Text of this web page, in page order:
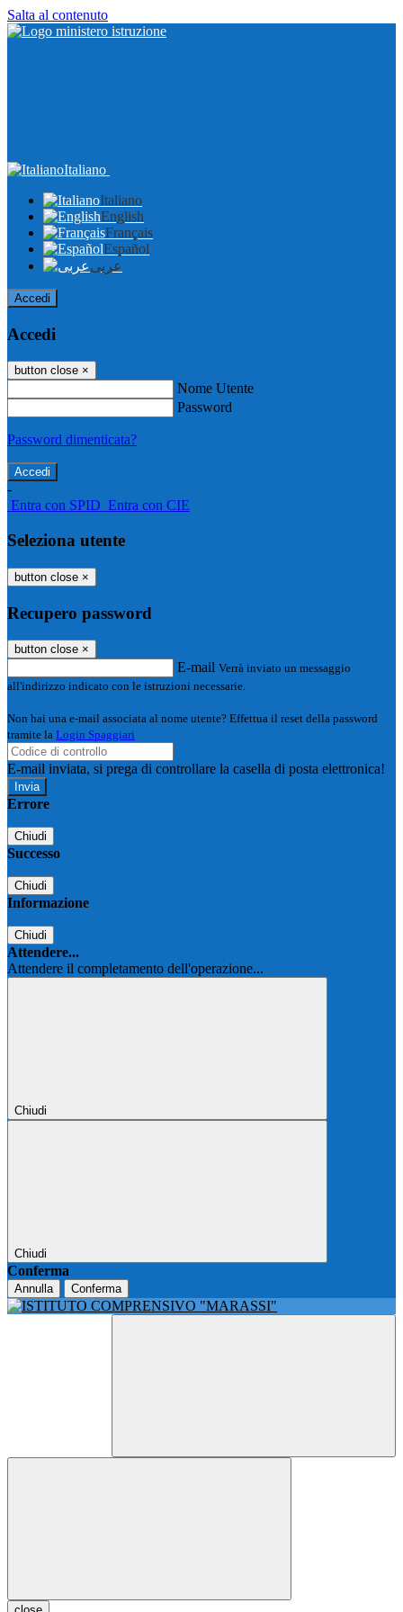
Salta al contenuto
Italiano
Italiano
English
Français
Español
عربى
Accedi
Accedi
button close ×
Nome Utente
Password
Password dimenticata?
-
Entra con SPID Entra con CIE
Seleziona utente
button close ×
Recupero password
button close ×
E-mail Verrà inviato un messaggio
all'indirizzo indicato con le istruzioni necessarie.
Non hai una e-mail associata al nome utente? Effettua il reset della password
tramite la Login Spaggiari
E-mail inviata, si prega di controllare la casella di posta elettronica!
Errore
Chiudi
Successo
Chiudi
Informazione
Chiudi
Attendere...
Attendere il completamento dell'operazione...
Chiudi
Chiudi
Conferma
Annulla Conferma